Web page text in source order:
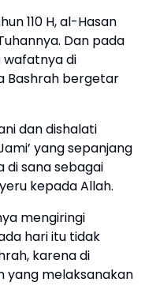
110 H, al-Hasan
Dan pada
di
Bashrah bergetar
dan dishalati
yang sepanjang
di sana sebagai
kepada Allah.
mengiringi
hari itu tidak
karena di
yang melaksanakan